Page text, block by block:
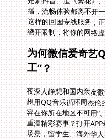
播，流畅体验都离不开
这样的回国专线服务，
绕开限制，将你的网络
为何微信爱奇艺
工”？
夜深人静想和国内亲友
想用QQ音乐循环周杰伦
容在你所在地区不可用
重温精彩赛事？打开
场景，留学生、海外华
问题根源并非服务本身“
访问规则。你的物理位
站、音乐平台、社交应